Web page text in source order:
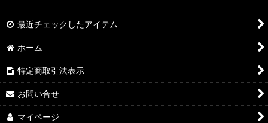
最近チェックしたアイテム
ホーム
特定商取引法表示
お問い合せ
マイページ